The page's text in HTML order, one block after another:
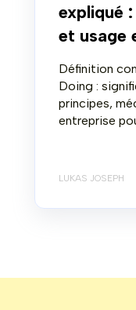
expliqué
et usage
Définition
Doing :
principes,
entreprise
LUKAS JOSEPH